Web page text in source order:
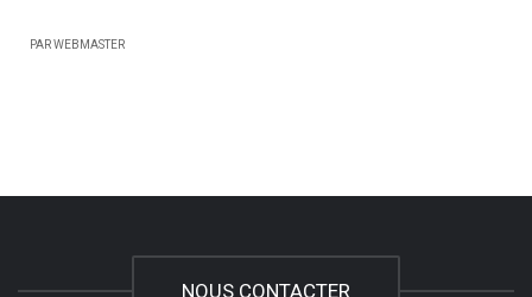
PAR WEBMASTER
NOUS CONTACTER